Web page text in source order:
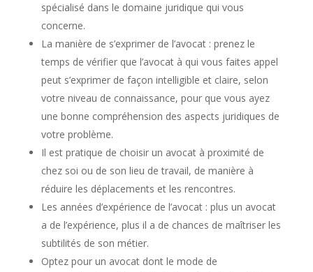
spécialisé dans le domaine juridique qui vous
concerne.
La manière de s’exprimer de l’avocat : prenez le
temps de vérifier que l’avocat à qui vous faites appel
peut s’exprimer de façon intelligible et claire, selon
votre niveau de connaissance, pour que vous ayez
une bonne compréhension des aspects juridiques de
votre problème.
Il est pratique de choisir un avocat à proximité de
chez soi ou de son lieu de travail, de manière à
réduire les déplacements et les rencontres.
Les années d’expérience de l’avocat : plus un avocat
a de l’expérience, plus il a de chances de maîtriser les
subtilités de son métier.
Optez pour un avocat dont le mode de